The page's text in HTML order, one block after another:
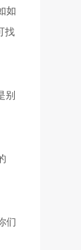
如
找
别
们